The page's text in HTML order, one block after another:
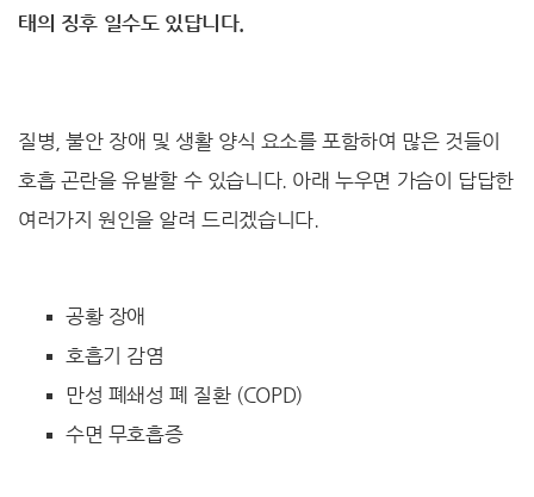
태의 징후 일수도 있답니다.
질병, 불안 장애 및 생활 양식 요소를 포함하여 많은 것들이
호흡 곤란을 유발할 수 있습니다. 아래 누우면 가슴이 답답한
여러가지 원인을 알려 드리겠습니다.
공황 장애
호흡기 감염
만성 폐쇄성 폐 질환 (COPD)
수면 무호흡증